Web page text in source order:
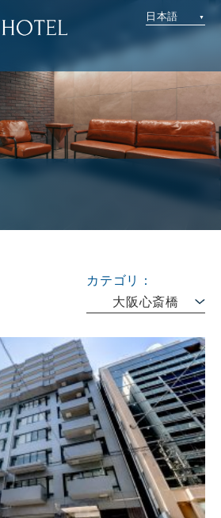
日本語
カテゴリ：
大阪心斎橋